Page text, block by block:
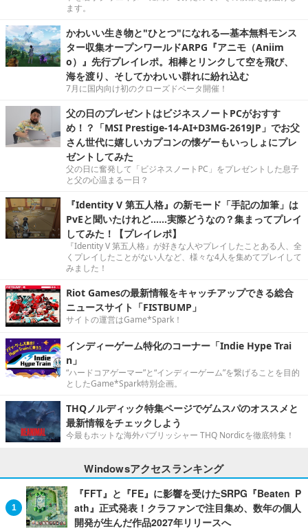
ます。
かわいい生き物と"ひとつ"になれる―基本無料モンス
ター収集オープンワールドARPG『アニモ（Aniim
o）』先行プレイレポ。相棒とリンクして空を飛び、
海を渡り、そしてかわいい群れに紛れ込む
7月に国内向け初のクローズドベータ開催！
父の日のプレゼントはビジネスノートPCがおすす
め！？「MSI Prestige-14-AI+D3MG-2619JP」でお父
さん世代に嬉しいカプコンの懐ゲーもいっしょにプレ
ゼントしてみた
父の日に奮発して「ビジネスノートPC」をプレゼントした息子
と父の心温まる一日？
『Identity V 第五人格』の新モード「手記の加筆」は
PvEと聞いたけれど……実際どうなの？集まってプレイ
してみた！【プレイレポ】
『Identity V 第五人格』が好きな人やプレイしたことある人、全
くプレイしたことがない人など、様々な4人を集めてプレイして
みました！
Riot Gamesの最新情報をキャッチアップできる総合
ニュースサイト「FISTBUMP」
サイトの運営はGame*Spark！
インディーゲーム特化のコーナー「Indie Hype Trai
n」
“ハードコアゲーマー”と“インディーゲーム”を繋げることを目的
としたGame*Spark特別企画。
THQノルディック特集ページでゲムスパのオススメと
最新情報をチェックしよう
今最もホットな海外パブリッシャー THQ Nordicを徹底特集！
Windowsアクセスランキング
『FFT』と『FE』に影響を受けたSRPG『Beaten P
ath』正式発表！クラファンで注目集め、数年の個人
開発が生んだ作品2027年リリースへ